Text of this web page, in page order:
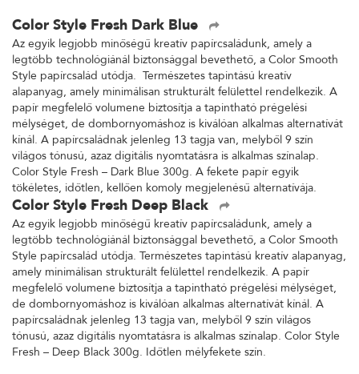
Color Style Fresh Dark Blue
Az egyik legjobb minőségű kreatív papírcsaládunk, amely a
legtöbb technológiánál biztonsággal bevethető, a Color Smooth
Style papírcsalád utódja. Természetes tapintású kreatív
alapanyag, amely minimálisan strukturált felülettel rendelkezik. A
papír megfelelő volumene biztosítja a tapintható prégelési
mélységet, de dombornyomáshoz is kiválóan alkalmas alternatívát
kínál. A papírcsaládnak jelenleg 13 tagja van, melyből 9 szín
világos tónusú, azaz digitális nyomtatásra is alkalmas színalap.
Color Style Fresh – Dark Blue 300g. A fekete papír egyik
tökéletes, időtlen, kellően komoly megjelenésű alternatívája.
Color Style Fresh Deep Black
Az egyik legjobb minőségű kreatív papírcsaládunk, amely a
legtöbb technológiánál biztonsággal bevethető, a Color Smooth
Style papírcsalád utódja. Természetes tapintású kreatív alapanyag,
amely minimálisan strukturált felülettel rendelkezik. A papír
megfelelő volumene biztosítja a tapintható prégelési mélységet,
de dombornyomáshoz is kiválóan alkalmas alternatívát kínál. A
papírcsaládnak jelenleg 13 tagja van, melyből 9 szín világos
tónusú, azaz digitális nyomtatásra is alkalmas színalap. Color Style
Fresh – Deep Black 300g. Időtlen mélyfekete szín.